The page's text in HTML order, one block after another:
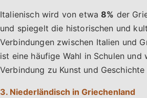
Italienisch wird von etwa8% der
und spiegelt die historischen und
Verbindungen zwischen Italien und
ist eine häufige Wahl in Schulen und
Verbindung zu Kunst und
3. Niederländisch in Griechenland